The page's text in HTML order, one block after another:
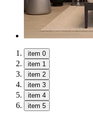
item 0
item 1
item 2
item 3
item 4
item 5